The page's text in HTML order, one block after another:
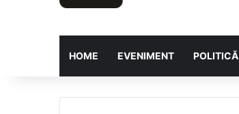
HOME EVENIMENT POLITICĂ